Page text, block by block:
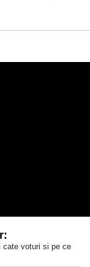
voturi si pe ce